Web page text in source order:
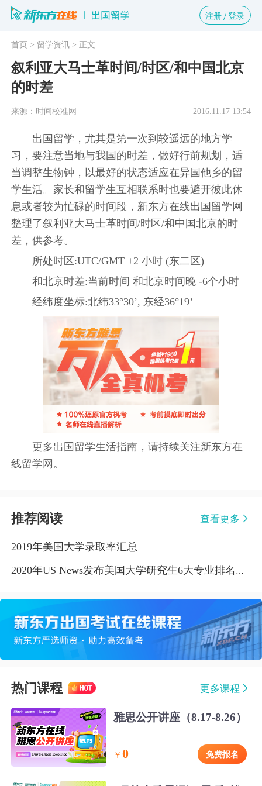
注册 登录
首页 > 留学资讯 > 正文
叙利亚大马士革时间/时区/和中国北京
的时差
来源：时间校准网 2016.11.17 13:54
出国留学，尤其是第一次到较遥远的地方学
习，要注意当地与我国的时差，做好行前规划，适
当调整生物钟，以最好的状态适应在异国他乡的留
学生活。家长和留学生互相联系时也要避开彼此休
息或者较为忙碌的时间段，新东方在线出国留学网
整理了叙利亚大马士革时间/时区/和中国北京的时
差，供参考。
所处时区:UTC/GMT +2 小时 (东二区)
和北京时差:当前时间 和北京时间晚 -6个小时
经纬度坐标:北纬33°30’, 东经36°19’
更多出国留学生活指南，请持续关注新东方在
线留学网。
推荐阅读 查看更多
2019年美国大学录取率汇总
热门课程 更多课程
雅思公开讲座（8.17-8.26）
￥ 0 免费报名